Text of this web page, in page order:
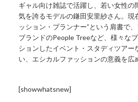
ギャル向け雑誌で活躍し、若い女性の
気を誇るモデルの鎌田安里紗さん。現
ッション・プランナー”という肩書で
ブランドのPeople Treeなど、様々な
ションしたイベント・スタディツアー
い、エシカルファッションの意義を広
[showwhatsnew]